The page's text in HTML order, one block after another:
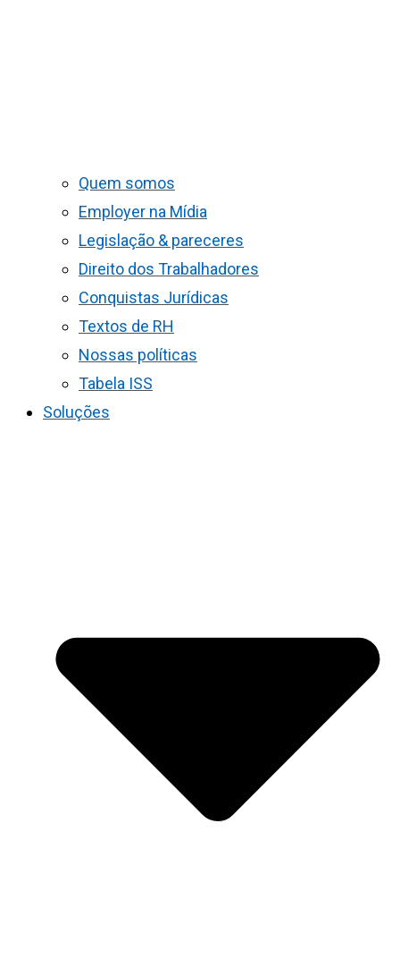
Quem somos
Employer na Mídia
Legislação & pareceres
Direito dos Trabalhadores
Conquistas Jurídicas
Textos de RH
Nossas políticas
Tabela ISS
Soluções